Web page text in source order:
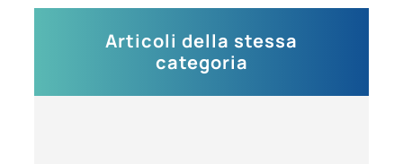
Articoli della stessa
categoria